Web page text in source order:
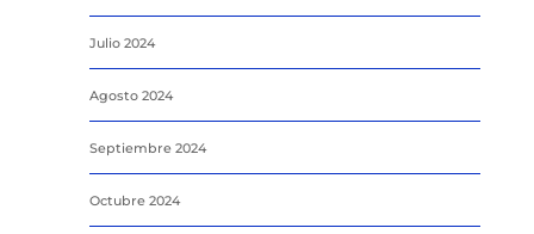
Julio 2024
Agosto 2024
Septiembre 2024
Octubre 2024